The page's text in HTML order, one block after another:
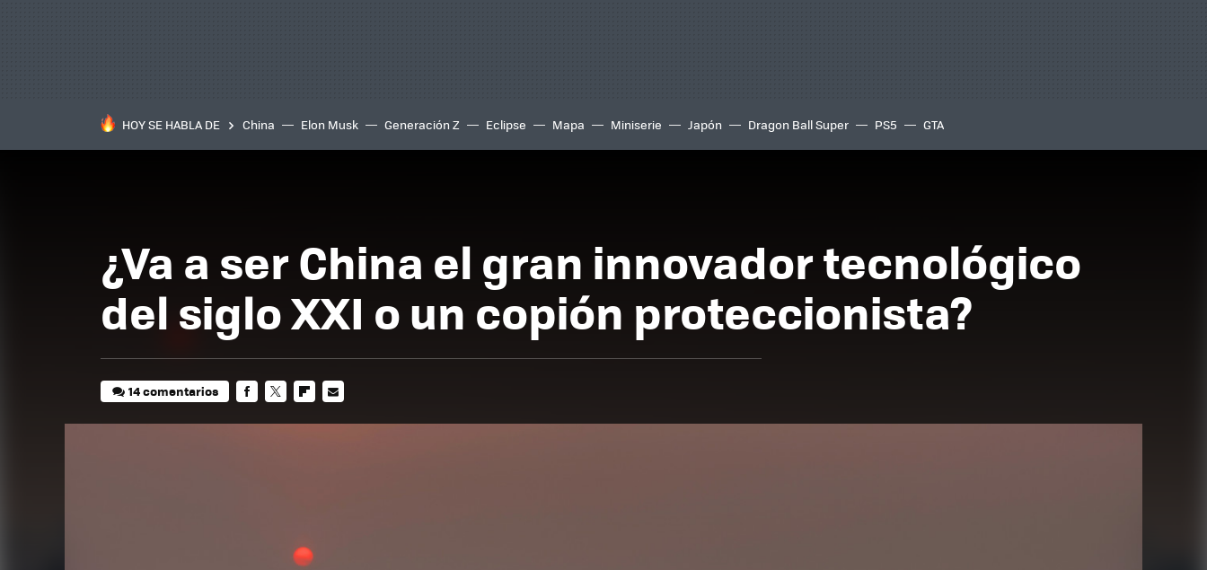
HOY SE HABLA DE China Elon Musk Generación Z Eclipse Mapa Miniserie Japón Dragon Ball Super PS5 GTA
¿Va a ser China el gran innovador tecnológico
del siglo XXI o un copión proteccionista?
14 comentarios